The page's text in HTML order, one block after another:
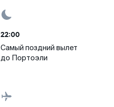
22:00
Самый поздний вылет
до Портоэли